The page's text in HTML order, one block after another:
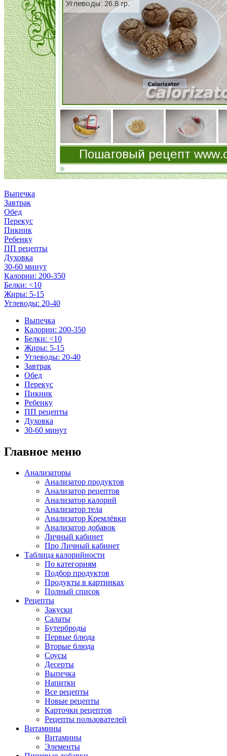
Выпечка
Завтрак
Обед
Перекус
Пикник
Ребенку
ПП рецепты
Духовка
30-60 минут
Калории: 200-350
Белки: <10
Жиры: 5-15
Углеводы: 20-40
Выпечка
Калории: 200-350
Белки: <10
Жиры: 5-15
Углеводы: 20-40
Завтрак
Обед
Перекус
Пикник
Ребенку
ПП рецепты
Духовка
30-60 минут
Главное меню
Анализаторы
Анализатор продуктов
Анализатор рецептов
Анализатор калорий
Анализатор тела
Анализатор Кремлёвки
Анализатор добавок
Личный кабинет
Про Личный кабинет
Таблица калорийности
По категориям
Подбор продуктов
Продукты в картинках
Полный список
Рецепты
Закуски
Салаты
Бутерброды
Первые блюда
Вторые блюда
Соусы
Десерты
Выпечка
Напитки
Все рецепты
Новые рецепты
Карточки рецептов
Рецепты пользователей
Витамины
Витамины
Элементы